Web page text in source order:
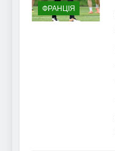
ФРАНЦІЯ